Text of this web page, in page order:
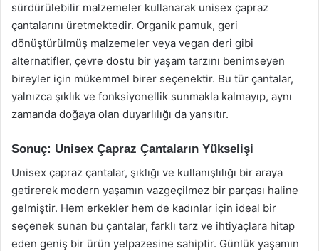
sürdürülebilir malzemeler kullanarak unisex çapraz
çantalarını üretmektedir. Organik pamuk, geri
dönüştürülmüş malzemeler veya vegan deri gibi
alternatifler, çevre dostu bir yaşam tarzını benimseyen
bireyler için mükemmel birer seçenektir. Bu tür çantalar,
yalnızca şıklık ve fonksiyonellik sunmakla kalmayıp, aynı
zamanda doğaya olan duyarlılığı da yansıtır.
Sonuç: Unisex Çapraz Çantaların Yükselişi
Unisex çapraz çantalar, şıklığı ve kullanışlılığı bir araya
getirerek modern yaşamın vazgeçilmez bir parçası haline
gelmiştir. Hem erkekler hem de kadınlar için ideal bir
seçenek sunan bu çantalar, farklı tarz ve ihtiyaçlara hitap
eden geniş bir ürün yelpazesine sahiptir. Günlük yaşamın